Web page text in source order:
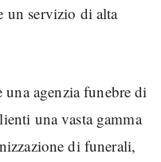
un servizio di alta
una agenzia funebre di
una vasta gamma
di funerali,